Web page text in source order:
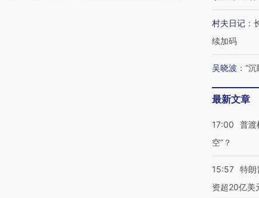
村夫日记 ：
续加码
吴晓波 ： “
最新文章
17:00
普渡
空”？
15:57 特朗
资超20亿美